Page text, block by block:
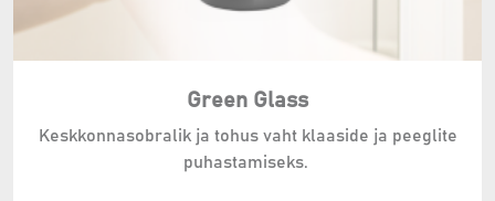
Green Glass
Keskkonnasobralik ja tohus vaht klaaside ja peeglite
puhastamiseks.